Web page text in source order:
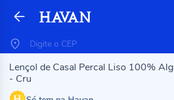
Lençol de Casal Percal Liso 100%
- Cru